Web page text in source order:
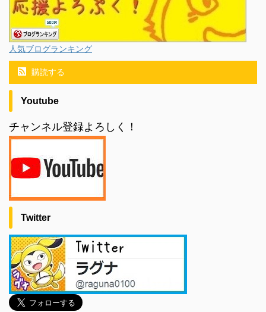
人気ブログランキング
購読する
Youtube
チャンネル登録よろしく！
Twitter